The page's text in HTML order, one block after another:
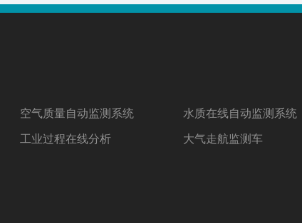
空气质量自动监测系统 水质在线自动监测系统
工业过程在线分析 大气走航监测车